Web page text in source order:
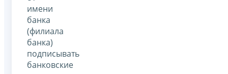
имени
банка
(филиала
банка)
подписывать
банковские